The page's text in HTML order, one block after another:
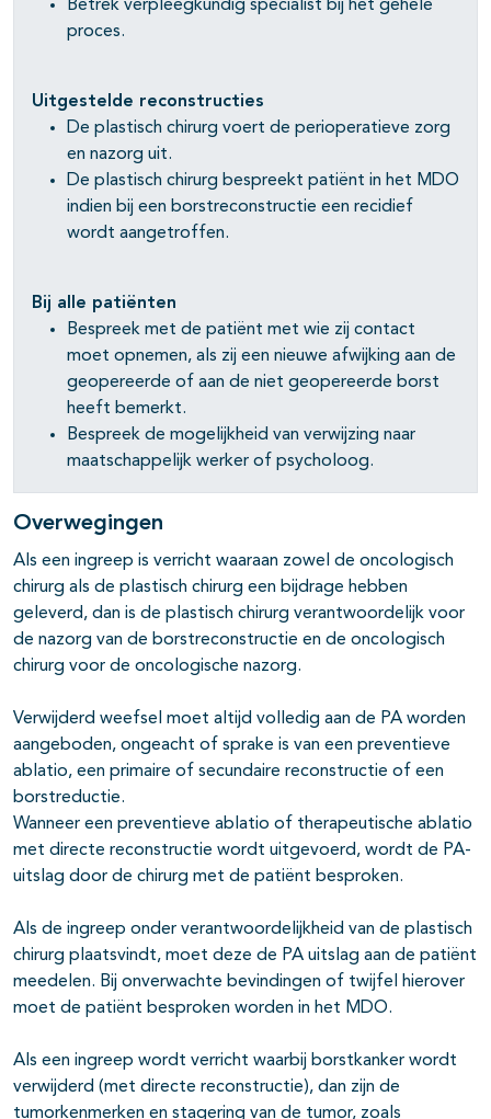
Betrek verpleegkundig specialist bij het gehele
proces.
Uitgestelde reconstructies
De plastisch chirurg voert de perioperatieve zorg
en nazorg uit.
De plastisch chirurg bespreekt patiënt in het MDO
indien bij een borstreconstructie een recidief
wordt aangetroffen.
Bij alle patiënten
Bespreek met de patiënt met wie zij contact
moet opnemen, als zij een nieuwe afwijking aan de
geopereerde of aan de niet geopereerde borst
heeft bemerkt.
Bespreek de mogelijkheid van verwijzing naar
maatschappelijk werker of psycholoog.
Overwegingen
Als een ingreep is verricht waaraan zowel de oncologisch
chirurg als de plastisch chirurg een bijdrage hebben
geleverd, dan is de plastisch chirurg verantwoordelijk voor
de nazorg van de borstreconstructie en de oncologisch
chirurg voor de oncologische nazorg.
Verwijderd weefsel moet altijd volledig aan de PA worden
aangeboden, ongeacht of sprake is van een preventieve
ablatio, een primaire of secundaire reconstructie of een
borstreductie.
Wanneer een preventieve ablatio of therapeutische ablatio
met directe reconstructie wordt uitgevoerd, wordt de PA-
uitslag door de chirurg met de patiënt besproken.
Als de ingreep onder verantwoordelijkheid van de plastisch
chirurg plaatsvindt, moet deze de PA uitslag aan de patiënt
meedelen. Bij onverwachte bevindingen of twijfel hierover
moet de patiënt besproken worden in het MDO.
Als een ingreep wordt verricht waarbij borstkanker wordt
verwijderd (met directe reconstructie), dan zijn de
tumorkenmerken en stagering van de tumor, zoals